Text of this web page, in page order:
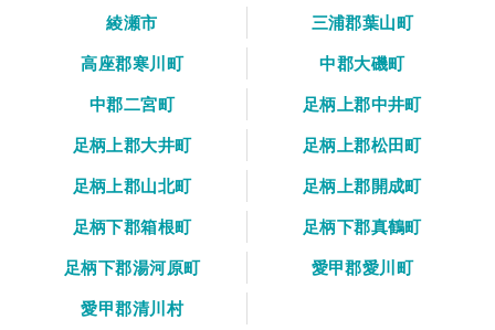
綾瀬市
三浦郡葉山町
高座郡寒川町
中郡大磯町
中郡二宮町
足柄上郡中井町
足柄上郡大井町
足柄上郡松田町
足柄上郡山北町
足柄上郡開成町
足柄下郡箱根町
足柄下郡真鶴町
足柄下郡湯河原町
愛甲郡愛川町
愛甲郡清川村